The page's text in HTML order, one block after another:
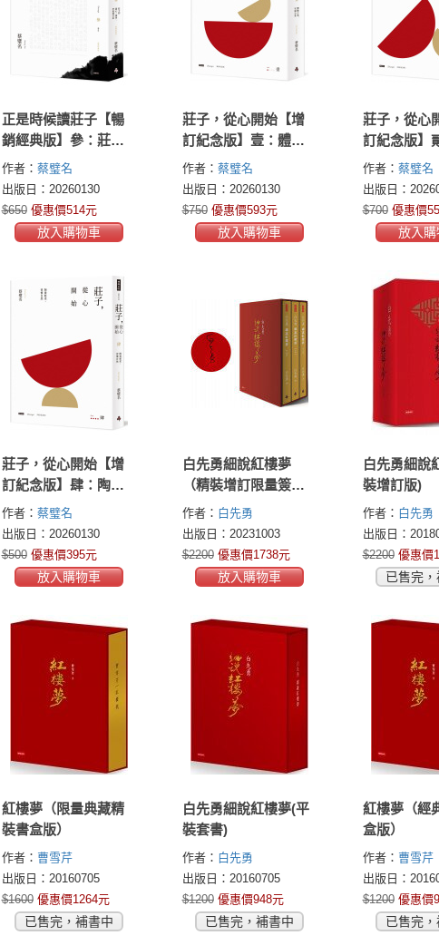
正是時候讀莊子【暢
銷經典版】參：莊子
的遊心、養身、學愛
與自由
作者： 蔡璧名
出版日：20260130
$650 優惠價514元
放入購物車
莊子，從心開始【增
訂紀念版】壹：體驗
古典，安適心身
作者： 蔡璧名
出版日：20260130
$750 優惠價593元
放入購物車
莊子，從心
訂紀念版】
不敢，愛而
作者： 蔡璧名
出版日：
$700 優惠價
放入購
莊子，從心開始【增
訂紀念版】肆：陶養
鬆柔，習慣自然
作者： 蔡璧名
出版日：20260130
$500 優惠價395元
放入購物車
白先勇細說紅樓夢
（精裝增訂限量簽名
版）
作者： 白先勇
出版日：20231003
$2200 優惠價1738元
放入購物車
白先勇細說
裝增訂版)
作者： 白先勇
出版日：
$2200 優惠價
已售完
紅樓夢（限量典藏精
裝書盒版）
作者： 曹雪芹
出版日：20160705
$1600 優惠價1264元
已售完，補書中
白先勇細說紅樓夢(平
裝套書)
作者： 白先勇
出版日：20160705
$1200 優惠價948元
已售完，補書中
紅樓夢（經
盒版）
作者： 曹雪芹
出版日：
$1200 優惠價
已售完